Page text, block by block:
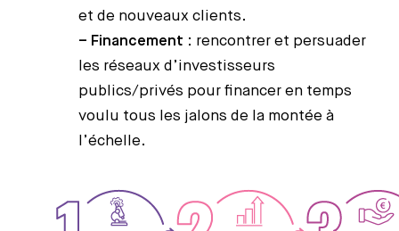
et de nouveaux clients.
– Financement : rencontrer et persuader
les réseaux d’investisseurs
publics/privés pour financer en temps
voulu tous les jalons de la montée à
l’échelle.